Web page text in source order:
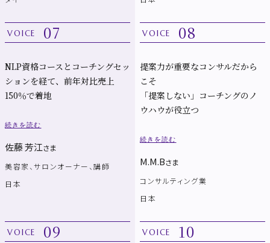
VOICE 07
NLP資格コースとコーチングセッ
ションを経て、前年対比売上
150％で着地
続きを読む
佐藤 芳江さま
美容家、サロンオーナー、講師
日本
VOICE 08
提案力が重要なコンサルだから
こそ
「提案しない」コーチングのノ
ウハウが役立つ
続きを読む
M.M.Bさま
コンサルティング業
日本
VOICE 09 VOICE 10